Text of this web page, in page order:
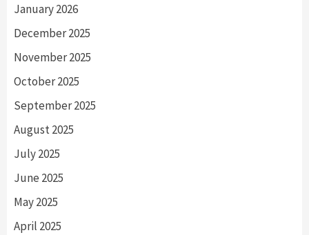
January 2026
December 2025
November 2025
October 2025
September 2025
August 2025
July 2025
June 2025
May 2025
April 2025